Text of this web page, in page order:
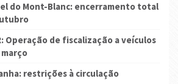
do Mont-Blanc: encerramento total
Operação de fiscalização a veículos
restrições à circulação